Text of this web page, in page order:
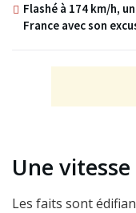
Flashé à 174 km/h,
France avec son
Une
Les faits sont